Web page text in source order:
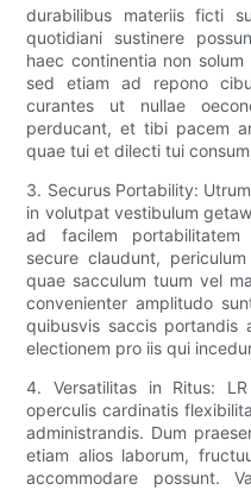
durabilibus materiis ficti
quotidiani sustinere
haec continentia non
sed etiam ad repono
curantes ut nullae
perducant, et tibi pacem
quae tui et dilecti tui
3. Securus Portability:
in volutpat vestibulum
ad facilem portabilitatem
secure claudunt,
quae sacculum tuum vel
convenienter amplitudo
quibusvis saccis portandis
electionem pro iis qui
4. Versatilitas in Ritus:
operculis cardinatis
administrandis. Dum
etiam alios laborum,
accommodare possunt.